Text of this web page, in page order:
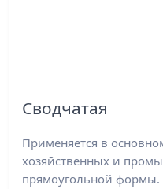
Сводчатая
Применяется в
хозяйственных и
прямоугольной формы.